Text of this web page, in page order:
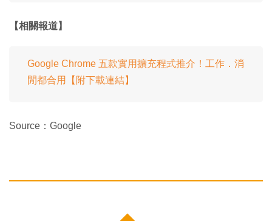
【相關報道】
Google Chrome 五款實用擴充程式推介！工作．消
閒都合用【附下載連結】
Source：Google